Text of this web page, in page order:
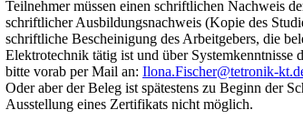
Teilnehmer müssen einen schriftlichen Nachweis
schriftlicher Ausbildungsnachweis (Kopie des
schriftliche Bescheinigung des Arbeitgebers, die
Elektrotechnik tätig ist und über
bitte vorab per Mail an: Ilona.Fischer@tetronik-
Oder aber der Beleg ist spätestens zu Beginn der
Ausstellung eines Zertifikats nicht möglich.